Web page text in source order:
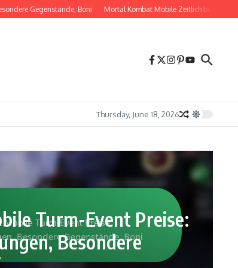
Gegenstände, Boni Mortal Kombat Mobile Zeitlich begrenzte
Thursday, June 18, 2026
Turm-Event Preise:
Besondere
Tägliche Anmeldebelohnungen
Mortal Kombat